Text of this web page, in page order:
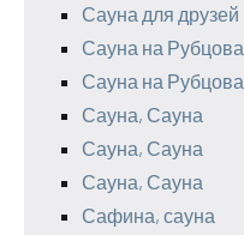
Сауна для друзей
Сауна на Рубцова
Сауна на Рубцова
Сауна, Сауна
Сауна, Сауна
Сауна, Сауна
Сафина, сауна